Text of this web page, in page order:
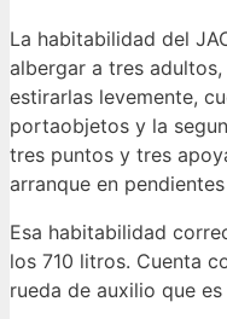
La habitabilidad del
albergar a tres
estirarlas levemente,
portaobjetos y la
tres puntos y tres
arranque en
Esa habitabilidad
los 710 litros. Cuenta
rueda de auxilio que